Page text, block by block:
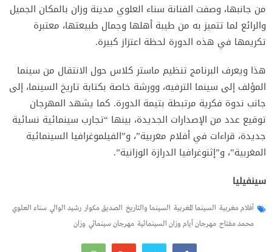
من جانبها، وصفت الفنانة سناء العلوي مدينة وزان بالمكان الجميل
والرائع لما تتميز به من طيبة أهلها وجمال طبيعتها، معتبرة
تكريمها في هذه الدورة لحظة اعتزاز كبيرة.
هذا ويعرف البرنامج تنظيم ماستر كلاس حول الانتقال من سينما
المؤلف إلى سينما الترفيه، وورشة خاصة بكتابة تاريخ السينما، إلى
جانب ندوة فكرية مرتبطة بتيمة الدورة. كما يشهد المهرجان
توقيع عدد من الإصدارات الجديدة، بينها “تجارب سينمائية نسائية
جديدة، قراءات في أفلام مغربية”، و”الفيلموغرافيا السينمائية
المغربية”، و”إثنوغرافيا الدرازة الوزانية”.
سينفيليا
أفلام مغربية السينما المغربية السينما والتاريخ الصديق مكوار رشيد الوالي سناء العلوي
محمد مفتاح مهرجان أيام وزان السينمائية مهرجان سينمائي وزان